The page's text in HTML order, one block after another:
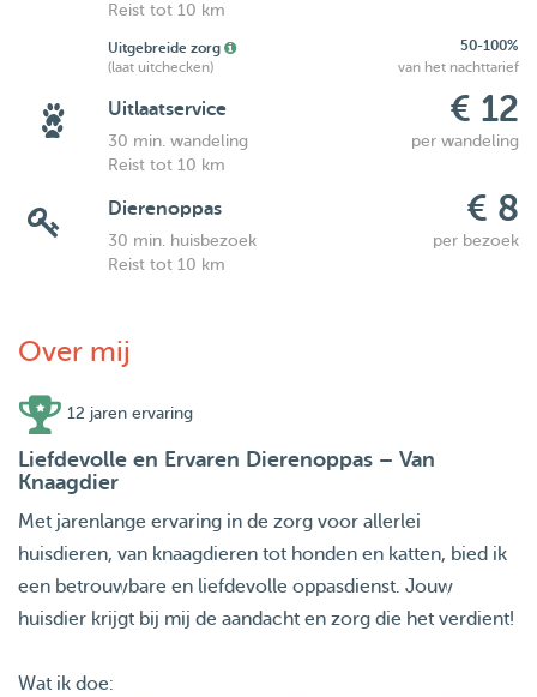
Reist tot 10 km
Uitgebreide zorg
50-100%
(laat uitchecken)
van het nachttarief
Uitlaatservice € 12
30 min. wandeling
per wandeling
Reist tot 10 km
Dierenoppas € 8
30 min. huisbezoek
per bezoek
Reist tot 10 km
Over mij
12 jaren ervaring
Liefdevolle en Ervaren Dierenoppas – Van
Knaagdier
Met jarenlange ervaring in de zorg voor allerlei
huisdieren, van knaagdieren tot honden en katten, bied ik
een betrouwbare en liefdevolle oppasdienst. Jouw
huisdier krijgt bij mij de aandacht en zorg die het verdient!
Wat ik doe: